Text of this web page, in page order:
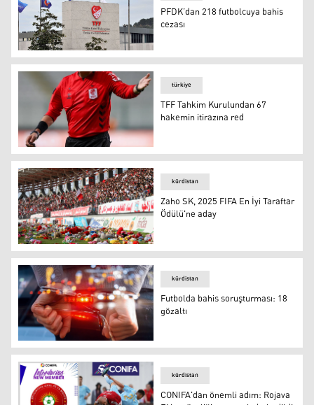
PFDK’dan 218 futbolcuya bahis cezası
PFDK’dan 218 futbolcuya bahis
cezası
TFF Tahkim Kurulundan 67 hakemin itirazına red
türkiye
TFF Tahkim Kurulundan 67
hakemin itirazına red
Zaho SK, 2025 FIFA En İyi Taraftar Ödülü'ne aday
kürdistan
Zaho SK, 2025 FIFA En İyi Taraftar
Ödülü'ne aday
Futbolda bahis soruşturması: 18 gözaltı
kürdistan
Futbolda bahis soruşturması: 18
gözaltı
kürdistan
CONIFA'dan önemli adım: Rojava